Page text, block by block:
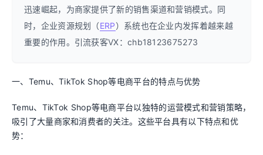
迅速崛起，为商家提供了新的销售渠道和营销模式。同
时，企业资源规划（ERP）系统也在企业内发挥着越来越
重要的作用。引流获客VX：chb18123675273
一、Temu、TikTok Shop等电商平台的特点与优势
Temu、TikTok Shop等电商平台以独特的运营模式和营销策略，
吸引了大量商家和消费者的关注。这些平台具有以下特点和优
势：